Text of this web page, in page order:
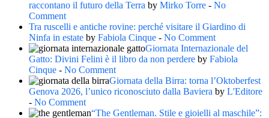
raccontano il futuro della Terra by Mirko Torre - No
Comment
Tra ruscelli e antiche rovine: perché visitare il Giardino di
Ninfa in estate by Fabiola Cinque - No Comment
Giornata Internazionale del
Gatto: Divini Felini è il libro da non perdere by Fabiola
Cinque - No Comment
Giornata della Birra: torna l’Oktoberfest
Genova 2026, l’unico riconosciuto dalla Baviera by L'Editore
- No Comment
“The Gentleman. Stile e gioielli al maschile”: